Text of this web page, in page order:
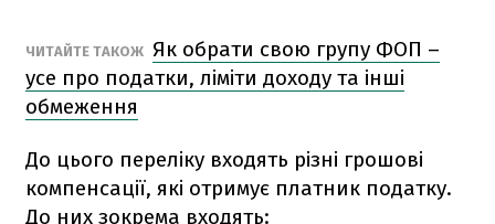
ЧИТАЙТЕ ТАКОЖ Як обрати свою групу ФОП –
усе про податки, ліміти доходу та інші
обмеження
До цього переліку входять різні грошові
компенсації, які отримує платник податку.
До них зокрема входять: